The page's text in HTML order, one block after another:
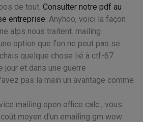
de tout. Consulter notre pdf au
entreprise. Anyhoo, voici la façon
alps nous traitent. mailing
option que l'on ne peut pas se
quelque chose lié à ctf-67
jour et dans une guerre
pas la main un avantage comme
mailing open office calc , vous
moyen d'un emailing gm wow